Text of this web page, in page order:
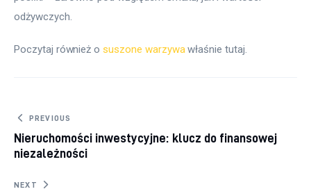
odżywczych.
Poczytaj również o suszone warzywa właśnie tutaj.
Nawigacja wpisu
PREVIOUS
Nieruchomości inwestycyjne: klucz do finansowej
niezależności
NEXT